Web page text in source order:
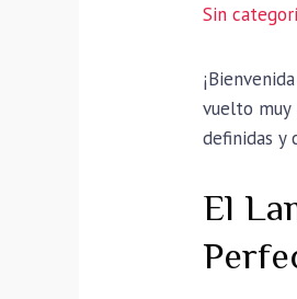
Sin
vuelto muy
definidas y
El